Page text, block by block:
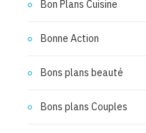
Bon Plans Cuisine
Bonne Action
Bons plans beauté
Bons plans Couples